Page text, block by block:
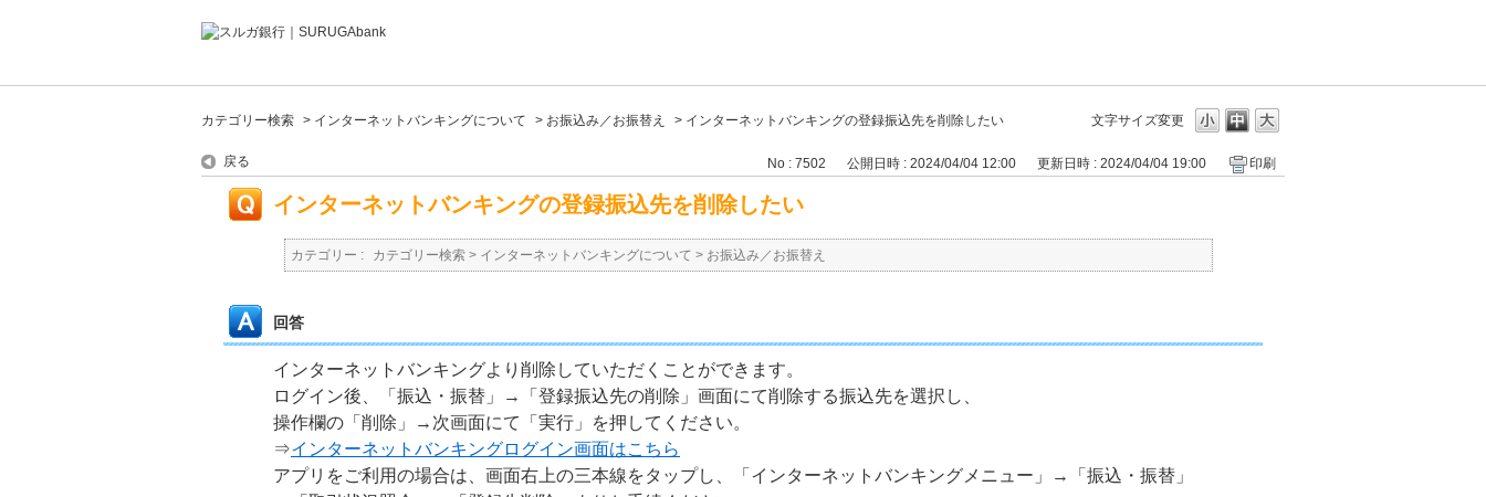
文字サイズ変更
カテゴリー検索 > インターネットバンキングについて > お振込み／お振替え > インターネットバンキングの登録振込先を削除したい
戻る No : 7502 公開日時 : 2024/04/04 12:00 更新日時 : 2024/04/04 19:00 印刷
インターネットバンキングの登録振込先を削除したい
カテゴリー : カテゴリー検索 > インターネットバンキングについて > お振込み／お振替え
回答
インターネットバンキングより削除していただくことができます。
ログイン後、「振込・振替」→「登録振込先の削除」画面にて削除する振込先を選択し、
操作欄の「削除」→次画面にて「実行」を押してください。
⇒インターネットバンキングログイン画面はこちら
アプリをご利用の場合は、画面右上の三本線をタップし、「インターネットバンキングメニュー」→「振込・振替」